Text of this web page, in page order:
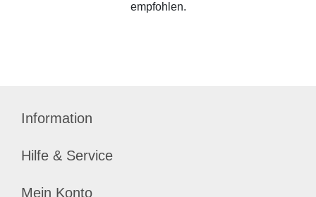
empfohlen.
Information
Hilfe & Service
Mein Konto